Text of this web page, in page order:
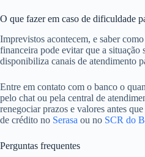
O que fazer em caso de dificuldade
Imprevistos acontecem, e saber
financeira pode evitar que a situação
disponibiliza canais de atendimento
Entre em contato com o banco o
pelo chat ou pela central de
renegociar prazos e valores antes
de crédito no Serasa ou no SCR do
Perguntas frequentes